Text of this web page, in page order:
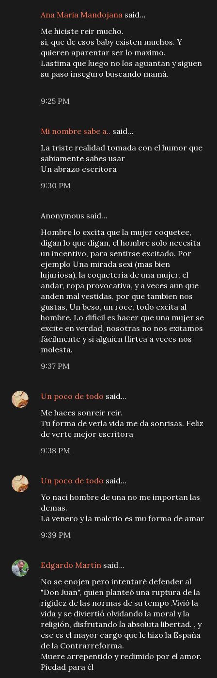
Ana Maria Mandojana said…
Me hiciste reir mucho.
sí, que de esos baby existen muchos. Y
quieren aparentar ser lo maximo.
Lastima que luego no los aguantan y siguen
su paso inseguro buscando mamá.
9:25 PM
Mi nombre sabe a.. said…
La triste realidad tomada con el humor que
sabiamente sabes usar
Un abrazo escritora
9:30 PM
Anonymous said…
Hombre lo excita que la mujer coquetee,
digan lo que digan, el hombre solo necesita
un incentivo, para sentirse excitado. Por
ejemplo Una mirada sexi (mas bien
lujuriosa), la coqueteria de una mujer, el
andar, ropa provocativa, y a veces aun que
anden mal vestidas, por que tambien nos
gustas, Un beso, un roce, todo excita al
hombre. Lo dificil es hacer que una mujer se
excite en verdad, nosotras no nos exitamos
fácilmente y si alguien flirtea a veces nos
molesta.
9:37 PM
Un poco de todo said…
Me haces sonreir reir.
Tu forma de verla vida me da sonrisas. Feliz
de verte mejor escritora
9:38 PM
Un poco de todo said…
Yo naci hombre de una no me importan las
demas.
La venero y la malcrio es mu forma de amar
9:39 PM
Edgardo Martín said…
No se enojen pero intentaré defender al
"Don Juan", quien planteó una ruptura de la
rigidez de las normas de su tempo .Vivió la
vida y se diviertió olvidando la moral y la
religión, disfrutando la absoluta libertad. , y
ese es el mayor cargo que le hizo la España
de la Contrarreforma.
Muere arrepentido y redimido por el amor.
Piedad para él